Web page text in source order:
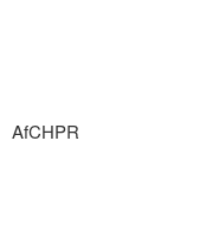
AfCHPR